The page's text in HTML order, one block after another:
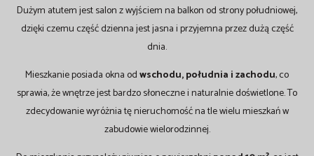
Dużym atutem jest salon z wyjściem na balkon od strony południowej,
dzięki czemu część dzienna jest jasna i przyjemna przez dużą część
dnia.
Mieszkanie posiada okna odwschodu, południa i zachodu, co
sprawia, że wnętrze jest bardzo słoneczne i naturalnie doświetlone. To
zdecydowanie wyróżnia tę nieruchomość na tle wielu mieszkań w
zabudowie wielorodzinnej.